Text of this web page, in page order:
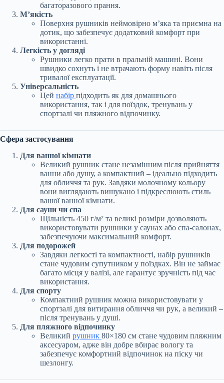
багаторазового прання.
М’якість
Поверхня рушників неймовірно м’яка та приємна на
дотик, що забезпечує додатковий комфорт при
використанні.
Легкість у догляді
Рушники легко прати в пральній машині. Вони
швидко сохнуть і не втрачають форму навіть після
тривалої експлуатації.
Універсальність
Цей набір підходить як для домашнього
використання, так і для поїздок, тренувань у
спортзалі чи пляжного відпочинку.
Сфера застосування
Для ванної кімнати
Великий рушник стане незамінним після прийняття
ванни або душу, а компактний – ідеально підходить
для обличчя та рук. Завдяки молочному кольору
вони виглядають вишукано і підкреслюють стиль
вашої ванної кімнати.
Для сауни чи спа
Щільність 450 г/м² та великі розміри дозволяють
використовувати рушники у саунах або спа-салонах,
забезпечуючи максимальний комфорт.
Для подорожей
Завдяки легкості та компактності, набір рушників
стане чудовим супутником у поїздках. Він не займає
багато місця у валізі, але гарантує зручність під час
використання.
Для спорту
Компактний рушник можна використовувати у
спортзалі для витирання обличчя чи рук, а великий –
після тренувань у душі.
Для пляжного відпочинку
Великий рушник 80×180 см стане чудовим пляжним
аксесуаром, адже він добре вбирає вологу та
забезпечує комфортний відпочинок на піску чи
шезлонгу.